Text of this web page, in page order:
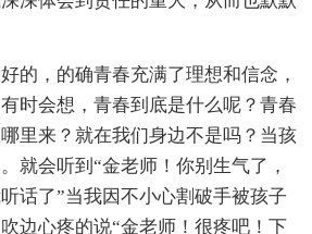
的，的确青春充满了理想和信念，
时会想，青春到底是什么呢？青春
里来？就在我们身边不是吗？当孩
就会听到“金老师！你别生气了，
话了”当我因不小心割破手被孩子
边心疼的说“金老师！很疼吧！下